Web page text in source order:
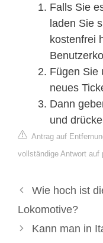
Falls Sie
laden Sie
kostenfrei
Fügen Sie
neues
Dann
und
Antrag auf
vollständige Antwort
Wie hoch ist
Lokomotive?
Kann man in